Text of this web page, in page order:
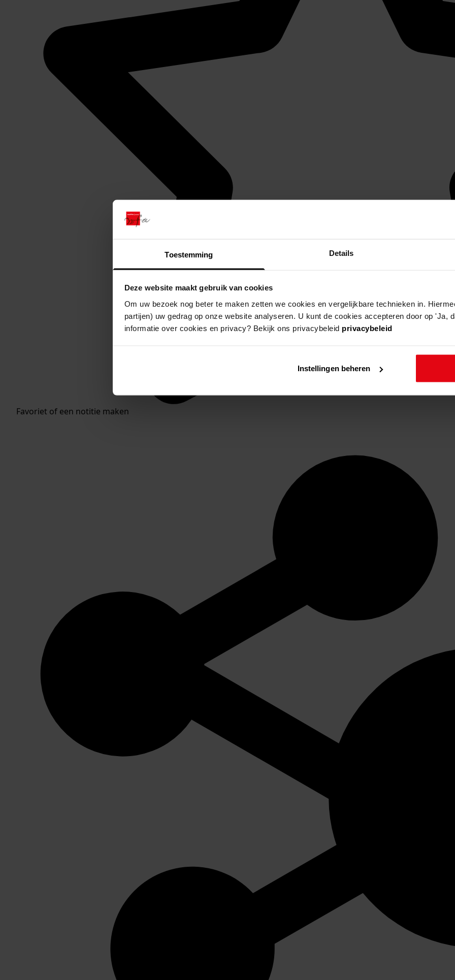
Toestemming Details
Deze website maakt gebruik van cookies
Om uw bezoek nog beter te maken zetten we cookies en vergelijkbare technieken in.
partijen) uw gedrag op onze website analyseren. U kunt de cookies accepteren door op 'Ja,
informatie over cookies en privacy? Bekijk ons privacybeleid privacybeleid
Instellingen beheren
Favoriet of een notitie maken